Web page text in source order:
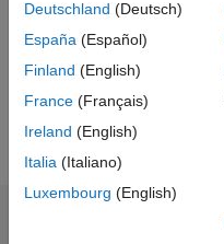
Follow
メ
セ
ジ
Deutschland (Deutsch)
España (Español)
Finland (English)
France (Français)
Ireland (English)
Italia (Italiano)
Luxembourg (English)